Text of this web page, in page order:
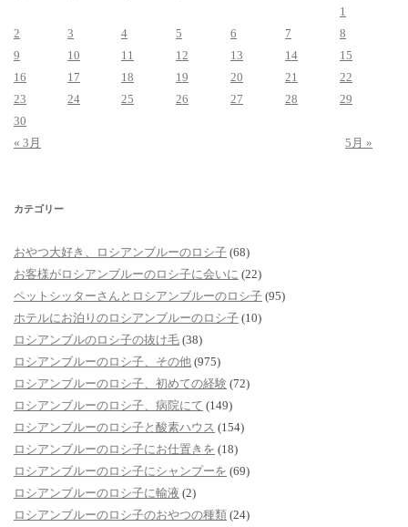
1
2
3 4 5 6 7
8
9
10 11 12 13 14
15
16
17 18 19 20 21
22
23
24 25 26 27 28
29
30
« 3月
5月 »
カテゴリー
おやつ大好き、ロシアンブルーのロシ子 (68)
お客様がロシアンブルーのロシ子に会いに (22)
ペットシッターさんとロシアンブルーのロシ子 (95)
ホテルにお泊りのロシアンブルーのロシ子 (10)
ロシアンブルのロシ子の抜け毛 (38)
ロシアンブルーのロシ子、その他 (975)
ロシアンブルーのロシ子、初めての経験 (72)
ロシアンブルーのロシ子、病院にて (149)
ロシアンブルーのロシ子と酸素ハウス (154)
ロシアンブルーのロシ子にお仕置きを (18)
ロシアンブルーのロシ子にシャンプーを (69)
ロシアンブルーのロシ子に輸液 (2)
ロシアンブルーのロシ子のおやつの種類 (24)